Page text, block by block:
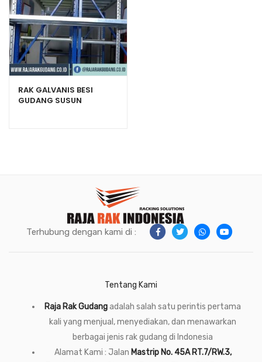
RAK GALVANIS BESI
GUDANG SUSUN
Terhubung dengan kami di :
Tentang Kami
Raja Rak Gudangadalah salah satu perintis pertama
kali yang menjual, menyediakan, dan menawarkan
berbagai jenis rak gudang di Indonesia
Alamat Kami : Jalan Mastrip No. 45A RT.7/RW.3,